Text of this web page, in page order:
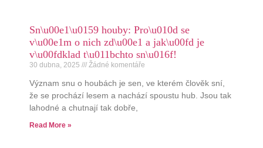
Sn\u00e1\u0159 houby: Pro\u010d se
v\u00e1m o nich zd\u00e1 a jak\u00fd je
v\u00fdklad t\u011bchto sn\u016f!
30 dubna, 2025 Žádné komentáře
Význam snu o houbách je sen, ve kterém člověk sní,
že se prochází lesem a nachází spoustu hub. Jsou tak
lahodné a chutnají tak dobře,
Read More »